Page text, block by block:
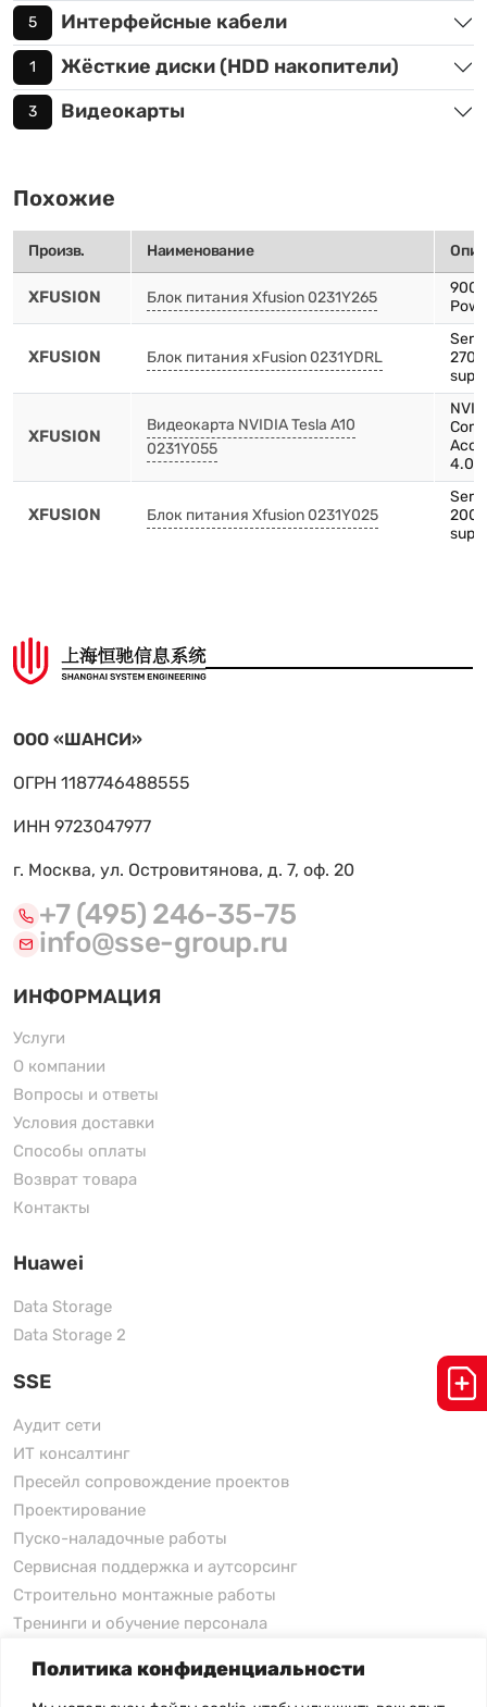
Политика конфиденциальности
5 Интерфейсные кабели
1 Жёсткие диски (HDD накопители)
3 Видеокарты
Похожие
Произв. Наименование
XFUSION Блок питания Xfusion 0231Y265
XFUSION Блок питания xFusion 0231YDRL
XFUSION
Видеокарта NVIDIA Tesla A10
0231Y055
4.0
XFUSION Блок питания Xfusion 0231Y025
ООО «ШАНСИ»
ОГРН 1187746488555
ИНН 9723047977
г. Москва, ул. Островитянова, д. 7, оф. 20
+7 (495) 246-35-75
info@sse-group.ru
ИНФОРМАЦИЯ
Услуги
О компании
Вопросы и ответы
Условия доставки
Способы оплаты
Возврат товара
Контакты
Huawei
Data Storage
Data Storage 2
SSE
Аудит сети
ИТ консалтинг
Пресейл сопровождение проектов
Проектирование
Пуско-наладочные работы
Сервисная поддержка и аутсорсинг
Строительно монтажные работы
Тренинги и обучение персонала
xFusion